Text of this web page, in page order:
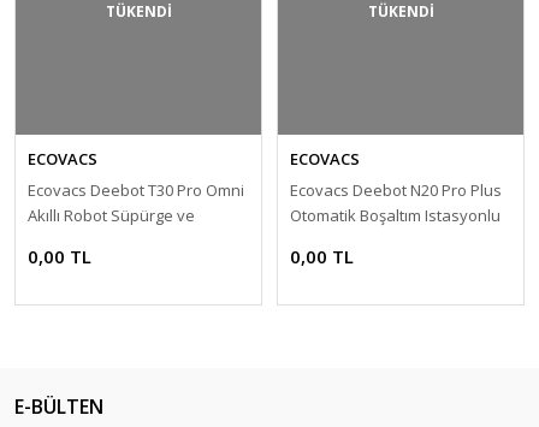
TÜKENDİ
ECOVACS
Ecovacs Deebot T30 Pro Omni
Akıllı Robot Süpürge ve
0,00 TL
TÜKENDİ
ECOVACS
Ecovacs Deebot N20 Pro Plus
Otomatik Boşaltım Istasyonlu
8000PA Titreşimli Mop
0,00 TL
E-BÜLTEN